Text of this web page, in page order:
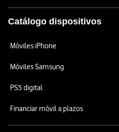
Catálogo dispositivos
Móviles iPhone
Móviles Samsung
PS5 digital
Financiar móvil a plazos